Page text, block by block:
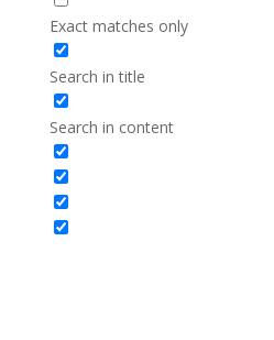
Exact matches only
Search in title
Search in content